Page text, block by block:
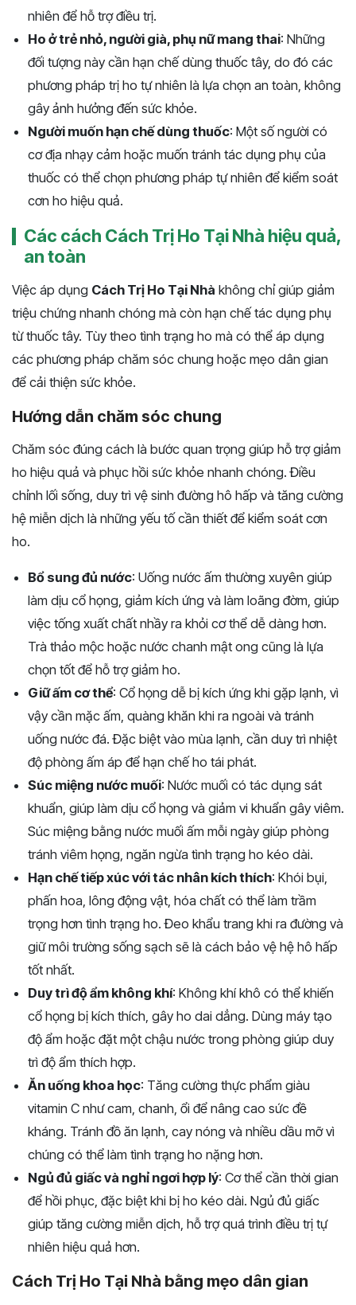
nhiên để hỗ trợ điều trị.
Ho ở trẻ nhỏ, người già, phụ nữ mang thai: Những
đối tượng này cần hạn chế dùng thuốc tây, do đó các
phương pháp trị ho tự nhiên là lựa chọn an toàn, không
gây ảnh hưởng đến sức khỏe.
Người muốn hạn chế dùng thuốc: Một số người có
cơ địa nhạy cảm hoặc muốn tránh tác dụng phụ của
thuốc có thể chọn phương pháp tự nhiên để kiểm soát
cơn ho hiệu quả.
Các cách Cách Trị Ho Tại Nhà hiệu quả,
an toàn
Việc áp dụng Cách Trị Ho Tại Nhà không chỉ giúp giảm
triệu chứng nhanh chóng mà còn hạn chế tác dụng phụ
từ thuốc tây. Tùy theo tình trạng ho mà có thể áp dụng
các phương pháp chăm sóc chung hoặc mẹo dân gian
để cải thiện sức khỏe.
Hướng dẫn chăm sóc chung
Chăm sóc đúng cách là bước quan trọng giúp hỗ trợ giảm
ho hiệu quả và phục hồi sức khỏe nhanh chóng. Điều
chỉnh lối sống, duy trì vệ sinh đường hô hấp và tăng cường
hệ miễn dịch là những yếu tố cần thiết để kiểm soát cơn
ho.
Bổ sung đủ nước: Uống nước ấm thường xuyên giúp
làm dịu cổ họng, giảm kích ứng và làm loãng đờm, giúp
việc tống xuất chất nhầy ra khỏi cơ thể dễ dàng hơn.
Trà thảo mộc hoặc nước chanh mật ong cũng là lựa
chọn tốt để hỗ trợ giảm ho.
Giữ ấm cơ thể: Cổ họng dễ bị kích ứng khi gặp lạnh, vì
vậy cần mặc ấm, quàng khăn khi ra ngoài và tránh
uống nước đá. Đặc biệt vào mùa lạnh, cần duy trì nhiệt
độ phòng ấm áp để hạn chế ho tái phát.
Súc miệng nước muối: Nước muối có tác dụng sát
khuẩn, giúp làm dịu cổ họng và giảm vi khuẩn gây viêm.
Súc miệng bằng nước muối ấm mỗi ngày giúp phòng
tránh viêm họng, ngăn ngừa tình trạng ho kéo dài.
Hạn chế tiếp xúc với tác nhân kích thích: Khói bụi,
phấn hoa, lông động vật, hóa chất có thể làm trầm
trọng hơn tình trạng ho. Đeo khẩu trang khi ra đường và
giữ môi trường sống sạch sẽ là cách bảo vệ hệ hô hấp
tốt nhất.
Duy trì độ ẩm không khí: Không khí khô có thể khiến
cổ họng bị kích thích, gây ho dai dẳng. Dùng máy tạo
độ ẩm hoặc đặt một chậu nước trong phòng giúp duy
trì độ ẩm thích hợp.
Ăn uống khoa học: Tăng cường thực phẩm giàu
vitamin C như cam, chanh, ổi để nâng cao sức đề
kháng. Tránh đồ ăn lạnh, cay nóng và nhiều dầu mỡ vì
chúng có thể làm tình trạng ho nặng hơn.
Ngủ đủ giấc và nghỉ ngơi hợp lý: Cơ thể cần thời gian
để hồi phục, đặc biệt khi bị ho kéo dài. Ngủ đủ giấc
giúp tăng cường miễn dịch, hỗ trợ quá trình điều trị tự
nhiên hiệu quả hơn.
Cách Trị Ho Tại Nhà bằng mẹo dân gian